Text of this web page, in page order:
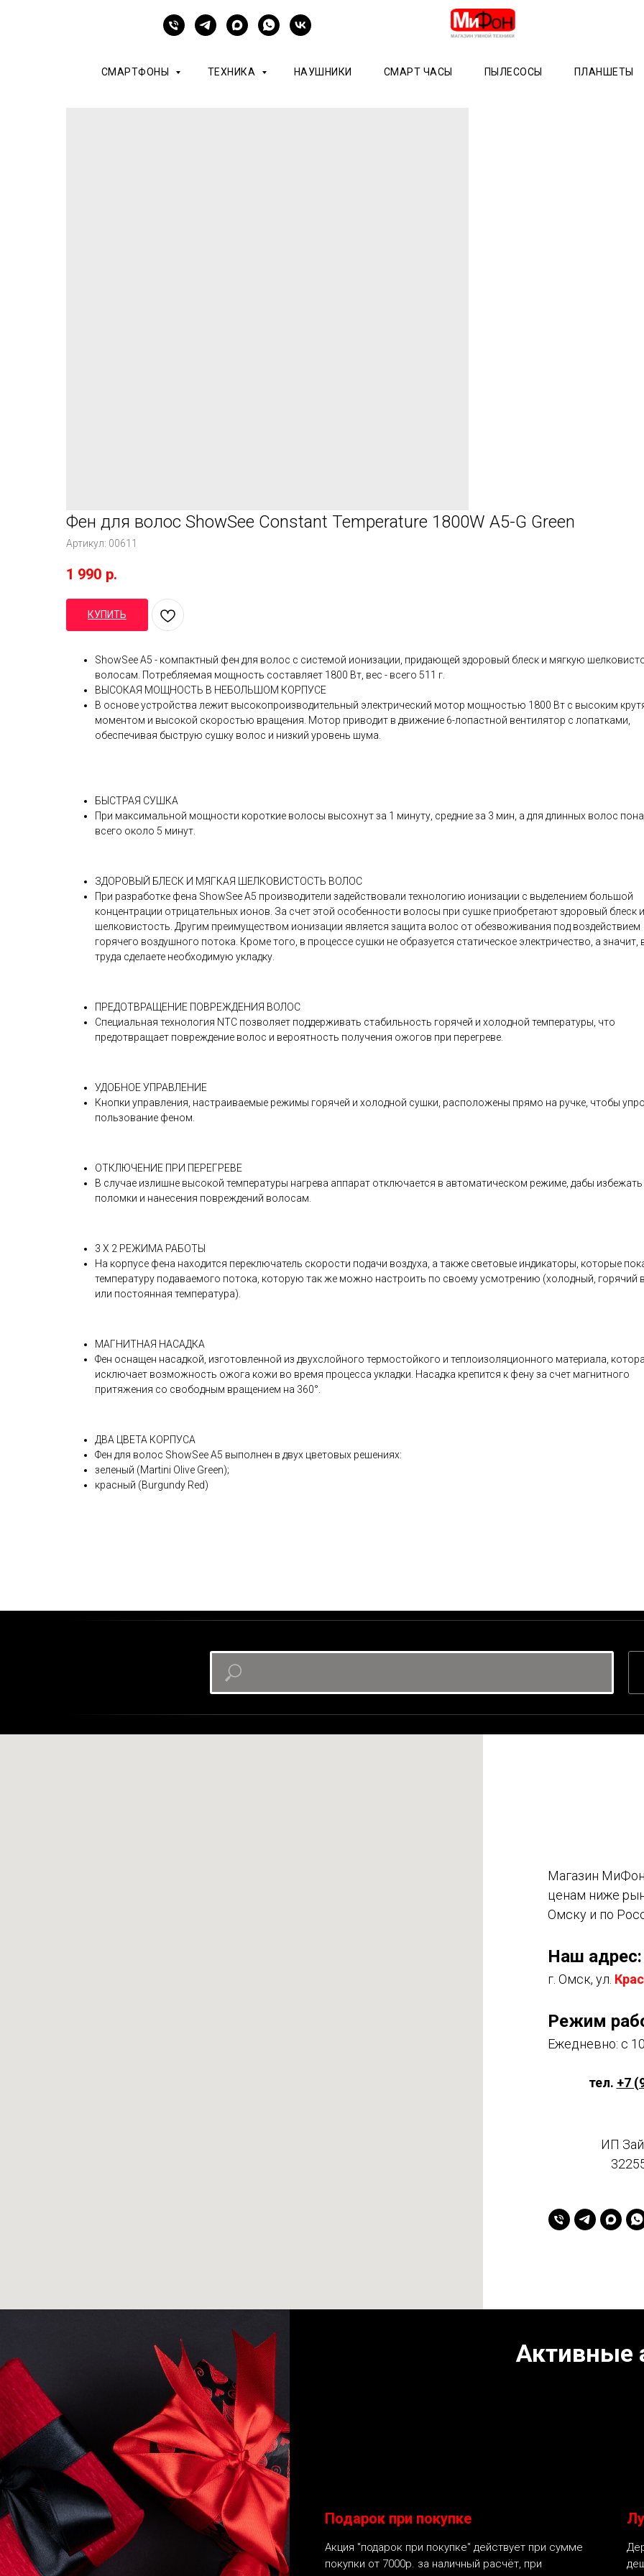
СМАРТФОНЫ ТЕХНИКА НАУШНИКИ СМАРТ ЧАСЫ ПЫЛЕСОСЫ ПЛАНШЕТЫ
Фен для волос ShowSee Constant Temperature 1800W A5-G Green
Артикул: 00611
1 990 р.
КУПИТЬ
ShowSee A5 - компактный фен для волос с системой ионизации, придающей здоровый блеск и мягкую
волосам. Потребляемая мощность составляет 1800 Вт, вес - всего 511 г.
ВЫСОКАЯ МОЩНОСТЬ В НЕБОЛЬШОМ КОРПУСЕ
В основе устройства лежит высокопроизводительный электрический мотор мощностью 1800 Вт с высоким
моментом и высокой скоростью вращения. Мотор приводит в движение 6-лопастной вентилятор с лопатками,
обеспечивая быструю сушку волос и низкий уровень шума.
БЫСТРАЯ СУШКА
При максимальной мощности короткие волосы высохнут за 1 минуту, средние за 3 мин, а для длинных волос
всего около 5 минут.
ЗДОРОВЫЙ БЛЕСК И МЯГКАЯ ШЕЛКОВИСТОСТЬ ВОЛОС
При разработке фена ShowSee A5 производители задействовали технологию ионизации с выделением большой
концентрации отрицательных ионов. За счет этой особенности волосы при сушке приобретают здоровый блеск
шелковистость. Другим преимуществом ионизации является защита волос от обезвоживания под воздействием
горячего воздушного потока. Кроме того, в процессе сушки не образуется статическое электричество, а значит,
труда сделаете необходимую укладку.
ПРЕДОТВРАЩЕНИЕ ПОВРЕЖДЕНИЯ ВОЛОС
Специальная технология NTC позволяет поддерживать стабильность горячей и холодной температуры, что
предотвращает повреждение волос и вероятность получения ожогов при перегреве.
УДОБНОЕ УПРАВЛЕНИЕ
Кнопки управления, настраиваемые режимы горячей и холодной сушки, расположены прямо на ручке, чтобы
пользование феном.
ОТКЛЮЧЕНИЕ ПРИ ПЕРЕГРЕВЕ
В случае излишне высокой температуры нагрева аппарат отключается в автоматическом режиме, дабы избежать
поломки и нанесения повреждений волосам.
3 Х 2 РЕЖИМА РАБОТЫ
На корпусе фена находится переключатель скорости подачи воздуха, а также световые индикаторы, которые
температуру подаваемого потока, которую так же можно настроить по своему усмотрению (холодный, горячий
или постоянная температура).
МАГНИТНАЯ НАСАДКА
Фен оснащен насадкой, изготовленной из двухслойного термостойкого и теплоизоляционного материала,
исключает возможность ожога кожи во время процесса укладки. Насадка крепится к фену за счет магнитного
притяжения со свободным вращением на 360°.
ДВА ЦВЕТА КОРПУСА
Фен для волос ShowSee A5 выполнен в двух цветовых решениях:
зеленый (Martini Olive Green);
красный (Burgundy Red)
Магазин
ценам ниже
Омску и по
Наш адрес:
г. Омск, ул.
Режим
Ежедневно: с
тел. +7
ИП
Активные
Подарок при покупке
Акция "подарок при покупке" действует при сумме
покупки от 7000р. за наличный расчёт, при